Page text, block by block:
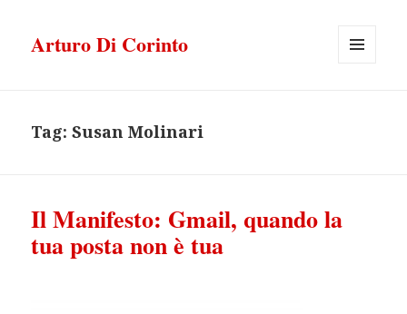
Arturo Di Corinto
Tag:Susan Molinari
Il Manifesto: Gmail, quando la
tua posta non è tua